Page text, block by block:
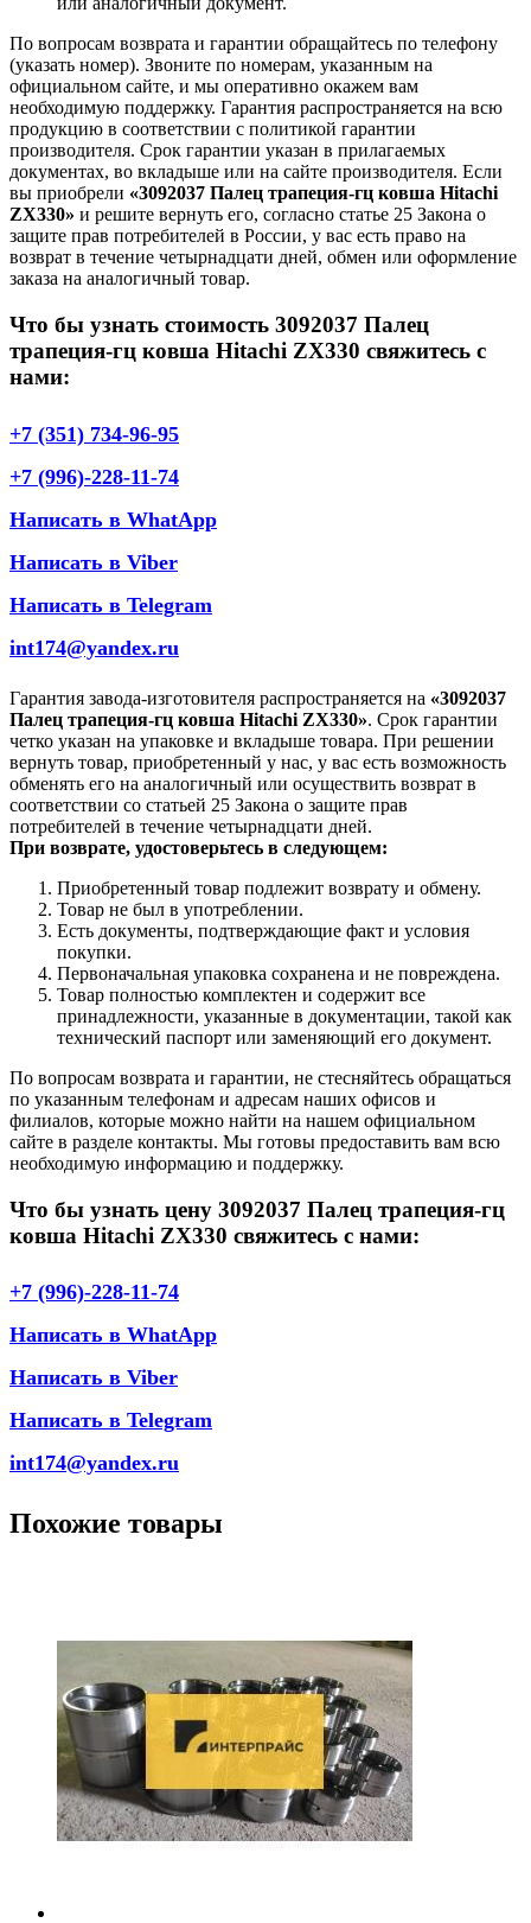
По вопросам возврата и гарантии обращайтесь по телефону
(указать номер). Звоните по номерам, указанным на
официальном сайте, и мы оперативно окажем вам
необходимую поддержку. Гарантия распространяется на всю
продукцию в соответствии с политикой гарантии
производителя. Срок гарантии указан в прилагаемых
документах, во вкладыше или на сайте производителя. Если
вы приобрели «3092037 Палец трапеция-гц ковша Hitachi
ZX330» и решите вернуть его, согласно статье 25 Закона о
защите прав потребителей в России, у вас есть право на
возврат в течение четырнадцати дней, обмен или оформление
заказа на аналогичный товар.
Что бы узнать стоимость 3092037 Палец
трапеция-гц ковша Hitachi ZX330 свяжитесь с
нами:
+7 (351) 734-96-95
+7 (996)-228-11-74
Написать в WhatApp
Написать в Viber
Написать в Telegram
int174@yandex.ru
Гарантия завода-изготовителя распространяется на «3092037
Палец трапеция-гц ковша Hitachi ZX330». Срок гарантии
четко указан на упаковке и вкладыше товара. При решении
вернуть товар, приобретенный у нас, у вас есть возможность
обменять его на аналогичный или осуществить возврат в
соответствии со статьей 25 Закона о защите прав
потребителей в течение четырнадцати дней.
При возврате, удостоверьтесь в следующем:
Приобретенный товар подлежит возврату и обмену.
Товар не был в употреблении.
Есть документы, подтверждающие факт и условия
покупки.
Первоначальная упаковка сохранена и не повреждена.
Товар полностью комплектен и содержит все
принадлежности, указанные в документации, такой как
технический паспорт или заменяющий его документ.
По вопросам возврата и гарантии, не стесняйтесь обращаться
по указанным телефонам и адресам наших офисов и
филиалов, которые можно найти на нашем официальном
сайте в разделе контакты. Мы готовы предоставить вам всю
необходимую информацию и поддержку.
Что бы узнать цену 3092037 Палец трапеция-гц
ковша Hitachi ZX330 свяжитесь с нами:
+7 (996)-228-11-74
Написать в WhatApp
Написать в Viber
Написать в Telegram
int174@yandex.ru
Похожие товары